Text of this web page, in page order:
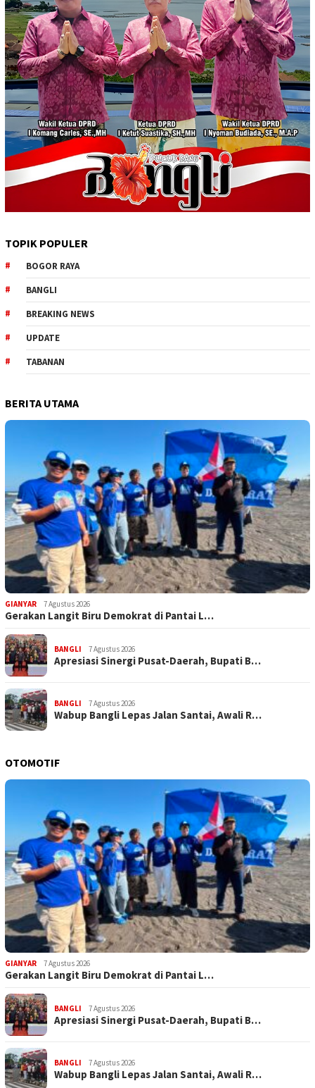
TOPIK POPULER
BOGOR RAYA
BANGLI
BREAKING NEWS
UPDATE
TABANAN
BERITA UTAMA
GIANYAR 7 Agustus 2026
Gerakan Langit Biru Demokrat di Pantai L…
BANGLI 7 Agustus 2026
Apresiasi Sinergi Pusat-Daerah, Bupati B…
BANGLI 7 Agustus 2026
Wabup Bangli Lepas Jalan Santai, Awali R…
OTOMOTIF
GIANYAR 7 Agustus 2026
Gerakan Langit Biru Demokrat di Pantai L…
BANGLI 7 Agustus 2026
Apresiasi Sinergi Pusat-Daerah, Bupati B…
BANGLI 7 Agustus 2026
Wabup Bangli Lepas Jalan Santai, Awali R…